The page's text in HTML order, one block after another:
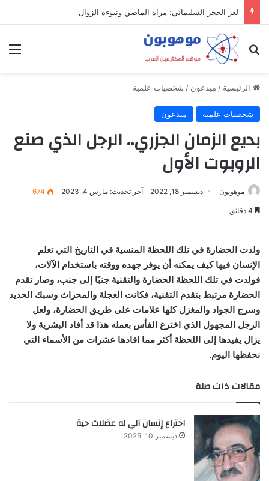
لغز الحجر السليماني: مرآة الماضي ونبوءة الزوال
بحث عن
الرئيسية / مبدعون / شخصيات علمية
شخصيات علمية مبدعون
بديع الزمان الجزري.. الرجل الذي صنع
الروبوت الأول
موهوبون ديسمبر 18, 2022 آخر تحديث: مارس 4, 2023 674
ولدت الحضارة في تلك اللحظة المنسية في التاريخ التي تعلم
الإنسان فيها كيف يمكنه أن يوفر جهده ووقته باستخدام الآلات،
فولدت في تلك اللحظة الحضارة والتقنية جنبًا إلى جنب، وصار تقدم
الحضارة مرتبط بتقدم التقنية، فكانت العجلة والمحراث وسبك الحديد
وسرج الجواد والمغزل كلها علامات على طريق الحضارة، ولعل
الرجل المجهول الذي اخترع الفأس بعمله هذا قد أفاد البشرية ولا
يزال يفيدها إلى اللحظة أكثر مما افادها عشرات من الأسماء التي
نحفظها اليوم.
مقالات ذات صلة
اختراع إنسان آلي له عضلات حية
ديسمبر 10, 2025